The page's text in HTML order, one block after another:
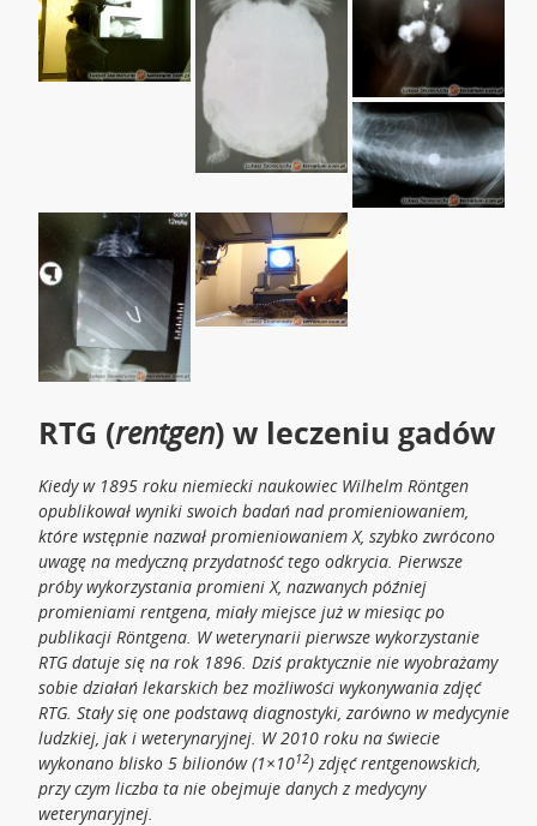
RTG (rentgen) w leczeniu gadów
Kiedy w 1895 roku niemiecki naukowiec Wilhelm Röntgen
opublikował wyniki swoich badań nad promieniowaniem,
które wstępnie nazwał promieniowaniem X, szybko zwrócono
uwagę na medyczną przydatność tego odkrycia. Pierwsze
próby wykorzystania promieni X, nazwanych później
promieniami rentgena, miały miejsce już w miesiąc po
publikacji Röntgena. W weterynarii pierwsze wykorzystanie
RTG datuje się na rok 1896. Dziś praktycznie nie wyobrażamy
sobie działań lekarskich bez możliwości wykonywania zdjęć
RTG. Stały się one podstawą diagnostyki, zarówno w medycynie
ludzkiej, jak i weterynaryjnej. W 2010 roku na świecie
wykonano blisko 5 bilionów (1×1012) zdjęć rentgenowskich,
przy czym liczba ta nie obejmuje danych z medycyny
weterynaryjnej.